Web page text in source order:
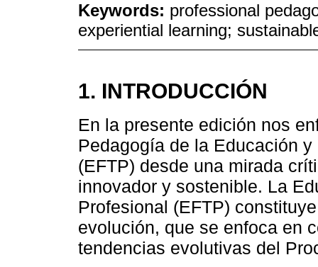
Keywords: professional
experiential learning;
1. INTRODUCCIÓN
En la presente edición nos
Pedagogía de la Educación
(EFTP) desde una mirada
innovador y sostenible. La
Profesional (EFTP)
evolución, que se enfoca en
tendencias evolutivas del